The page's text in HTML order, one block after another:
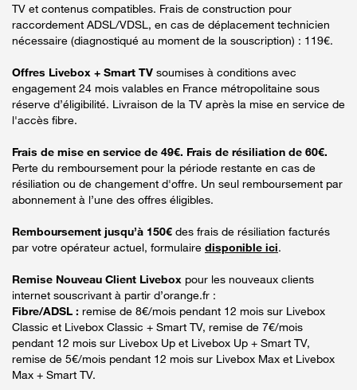
TV et contenus compatibles. Frais de construction pour
raccordement ADSL/VDSL, en cas de déplacement technicien
nécessaire (diagnostiqué au moment de la souscription) : 119€.
Offres Livebox + Smart TV soumises à conditions avec
engagement 24 mois valables en France métropolitaine sous
réserve d’éligibilité. Livraison de la TV après la mise en service de
l'accès fibre.
Frais de mise en service de 49€. Frais de résiliation de 60€.
Perte du remboursement pour la période restante en cas de
résiliation ou de changement d'offre. Un seul remboursement par
abonnement à l’une des offres éligibles.
Remboursement jusqu’à 150€ des frais de résiliation facturés
par votre opérateur actuel, formulaire disponible ici.
Remise Nouveau Client Livebox pour les nouveaux clients
internet souscrivant à partir d’orange.fr :
Fibre/ADSL : remise de 8€/mois pendant 12 mois sur Livebox
Classic et Livebox Classic + Smart TV, remise de 7€/mois
pendant 12 mois sur Livebox Up et Livebox Up + Smart TV,
remise de 5€/mois pendant 12 mois sur Livebox Max et Livebox
Max + Smart TV.